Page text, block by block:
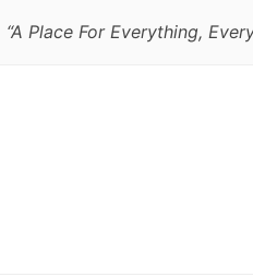
“A Place For Everything,